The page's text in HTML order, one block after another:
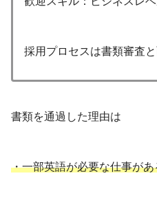
採用プロセスは書類審査
書類を通過した理由は
・一部英語が必要な仕事があ